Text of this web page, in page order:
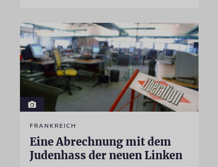
FRANKREICH
Eine Abrechnung mit dem
Judenhass der neuen Linken